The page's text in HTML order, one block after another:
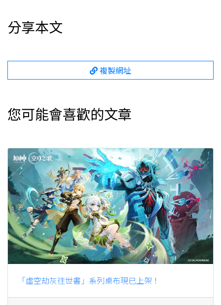
分享本文
複製網址
您可能會喜歡的文章
「虛空劫灰往世書」系列桌布現已上架！